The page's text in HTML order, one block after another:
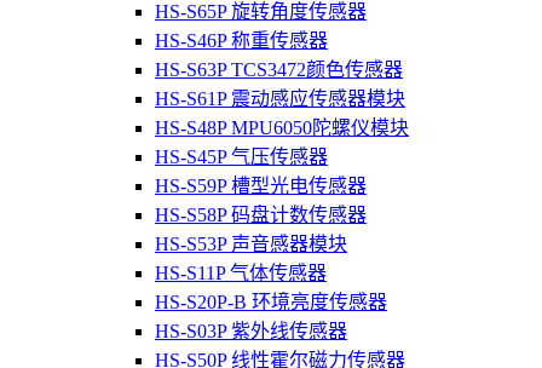
HS-S65P 旋转角度传感器
HS-S46P 称重传感器
HS-S63P TCS3472颜色传感器
HS-S61P 震动感应传感器模块
HS-S48P MPU6050陀螺仪模块
HS-S45P 气压传感器
HS-S59P 槽型光电传感器
HS-S58P 码盘计数传感器
HS-S53P 声音感器模块
HS-S11P 气体传感器
HS-S20P-B 环境亮度传感器
HS-S03P 紫外线传感器
HS-S50P 线性霍尔磁力传感器